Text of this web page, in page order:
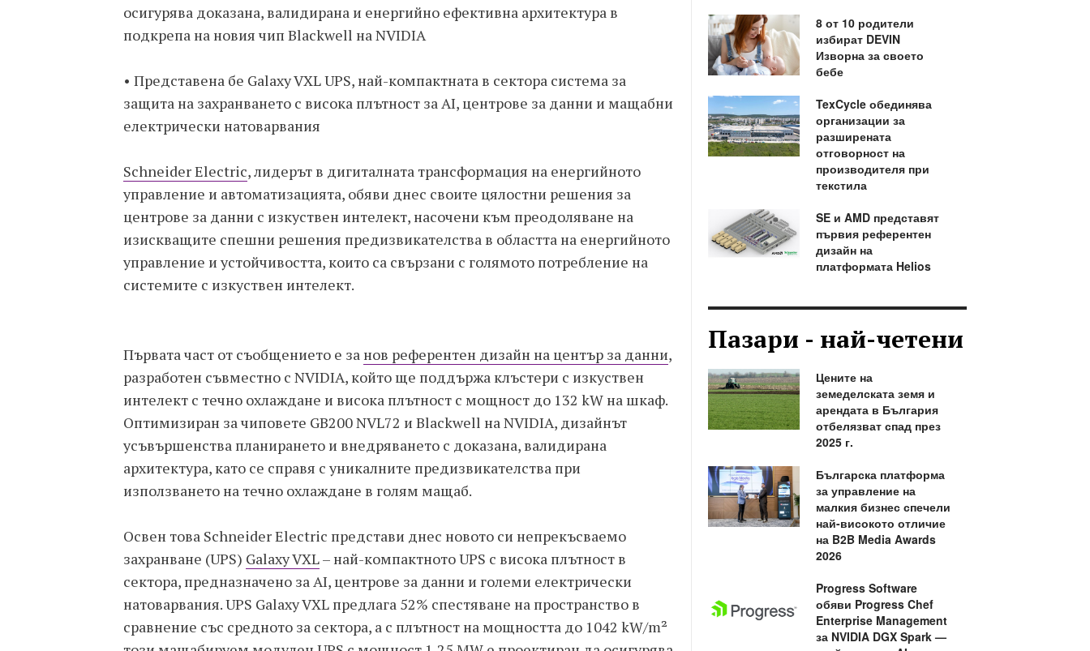
осигурява доказана, валидирана и енергийно ефективна архитектура в
подкрепа на новия чип Blackwell на NVIDIA
• Представена бе Galaxy VXL UPS, най-компактната в сектора система за
защита на захранването с висока плътност за AI, центрове за данни и мащабни
електрически натоварвания
Schneider Electric, лидерът в дигиталната трансформация на енергийното
управление и автоматизацията, обяви днес своите цялостни решения за
центрове за данни с изкуствен интелект, насочени към преодоляване на
изискващите спешни решения предизвикателства в областта на енергийното
управление и устойчивостта, които са свързани с голямото потребление на
системите с изкуствен интелект.
Първата част от съобщението е за нов референтен дизайн на център за данни,
разработен съвместно с NVIDIA, който ще поддържа клъстери с изкуствен
интелект с течно охлаждане и висока плътност с мощност до 132 kW на шкаф.
Оптимизиран за чиповете GB200 NVL72 и Blackwell на NVIDIA, дизайнът
усъвършенства планирането и внедряването с доказана, валидирана
архитектура, като се справя с уникалните предизвикателства при
използването на течно охлаждане в голям мащаб.
Освен това Schneider Electric представи днес новото си непрекъсваемо
захранване (UPS) Galaxy VXL– най-компактното UPS с висока плътност в
сектора, предназначено за AI, центрове за данни и големи електрически
натоварвания. UPS Galaxy VXL предлага 52% спестяване на пространство в
сравнение със средното за сектора, а с плътност на мощността до 1042 kW/m²
8 от 10 родители
избират DEVIN
Изворна за своето
бебе
TexCycle обединява
организации за
разширената
отговорност на
производителя при
текстила
SE и AMD представят
първия референтен
дизайн на
платформата Helios
Пазари - най-четени
Цените на
земеделската земя и
арендата в България
отбелязват спад през
2025 г.
Българска платформа
за управление на
малкия бизнес спечели
най-високото отличие
на B2B Media Awards
2026
Progress Software
обяви Progress Chef
Enterprise Management
за NVIDIA DGX Spark —